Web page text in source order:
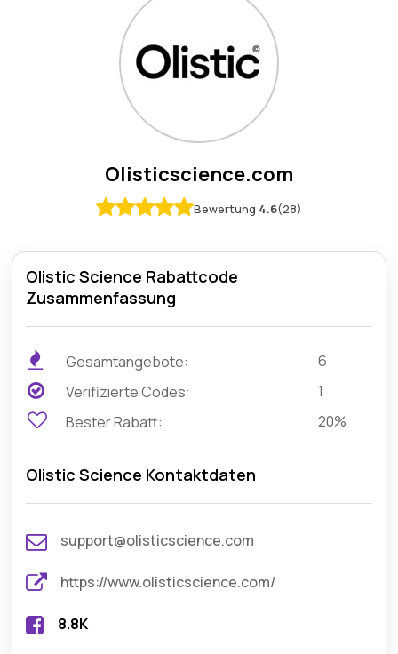
Olisticscience.com
Bewertung 4.6(28)
Olistic Science Rabattcode
Zusammenfassung
Gesamtangebote:
6
Verifizierte Codes:
1
Bester Rabatt:
20%
Olistic Science Kontaktdaten
support@olisticscience.com
https://www.olisticscience.com/
8.8K